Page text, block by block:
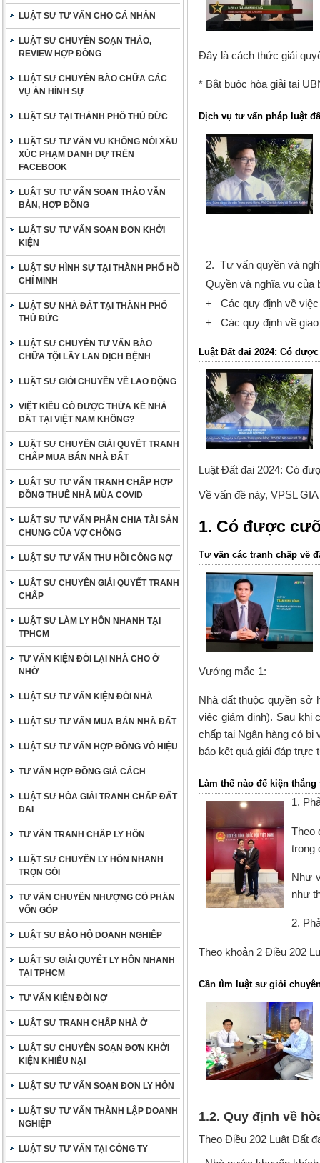
LUẬT SƯ TƯ VẤN CHO CÁ NHÂN
LUẬT SƯ CHUYÊN SOẠN THẢO,
REVIEW HỢP ĐỒNG
LUẬT SƯ CHUYÊN BÀO CHỮA CÁC
VỤ ÁN HÌNH SỰ
LUẬT SƯ TẠI THÀNH PHỐ THỦ ĐỨC
LUẬT SƯ TƯ VẤN VU KHỐNG NÓI XẤU
XÚC PHẠM DANH DỰ TRÊN
FACEBOOK
LUẬT SƯ TƯ VẤN SOẠN THẢO VĂN
BẢN, HỢP ĐỒNG
LUẬT SƯ TƯ VẤN SOẠN ĐƠN KHỞI
KIỆN
LUẬT SƯ HÌNH SỰ TẠI THÀNH PHỐ HỒ
CHÍ MINH
LUẬT SƯ NHÀ ĐẤT TẠI THÀNH PHỐ
THỦ ĐỨC
LUẬT SƯ CHUYÊN TƯ VẤN BÀO
CHỮA TỘI LÂY LAN DỊCH BỆNH
LUẬT SƯ GIỎI CHUYÊN VỀ LAO ĐỘNG
VIỆT KIỀU CÓ ĐƯỢC THỪA KẾ NHÀ
ĐẤT TẠI VIỆT NAM KHÔNG?
LUẬT SƯ CHUYÊN GIẢI QUYẾT TRANH
CHẤP MUA BÁN NHÀ ĐẤT
LUẬT SƯ TƯ VẤN TRANH CHẤP HỢP
ĐỒNG THUÊ NHÀ MÙA COVID
LUẬT SƯ TƯ VẤN PHÂN CHIA TÀI SẢN
CHUNG CỦA VỢ CHỒNG
LUẬT SƯ TƯ VẤN THU HỒI CÔNG NỢ
LUẬT SƯ CHUYÊN GIẢI QUYẾT TRANH
CHẤP
LUẬT SƯ LÀM LY HÔN NHANH TẠI
TPHCM
TƯ VẤN KIỆN ĐÒI LẠI NHÀ CHO Ở
NHỜ
LUẬT SƯ TƯ VẤN KIỆN ĐÒI NHÀ
LUẬT SƯ TƯ VẤN MUA BÁN NHÀ ĐẤT
LUẬT SƯ TƯ VẤN HỢP ĐỒNG VÔ HIỆU
TƯ VẤN HỢP ĐỒNG GIẢ CÁCH
LUẬT SƯ HÒA GIẢI TRANH CHẤP ĐẤT
ĐAI
TƯ VẤN TRANH CHẤP LY HÔN
LUẬT SƯ CHUYÊN LY HÔN NHANH
TRỌN GÓI
TƯ VẤN CHUYỂN NHƯỢNG CỔ PHẦN
VỐN GÓP
LUẬT SƯ BẢO HỘ DOANH NGHIỆP
LUẬT SƯ GIẢI QUYẾT LY HÔN NHANH
TẠI TPHCM
TƯ VẤN KIỆN ĐÒI NỢ
LUẬT SƯ TRANH CHẤP NHÀ Ở
LUẬT SƯ CHUYÊN SOẠN ĐƠN KHỞI
KIỆN KHIẾU NẠI
LUẬT SƯ TƯ VẤN SOẠN ĐƠN LY HÔN
LUẬT SƯ TƯ VẤN THÀNH LẬP DOANH
NGHIỆP
LUẬT SƯ TƯ VẤN TẠI CÔNG TY
Đây là cách thức giải
* Bắt buộc hòa giải tại
Dịch vụ tư vấn pháp luật
2. Tư vấn quyền và
Quyền và nghĩa vụ của
+ Các quy định về việc
+ Các quy định về giao
Luật Đất đai 2024: Có
Luật Đất đai 2024: Có
Về vấn đề này, VPSL
1. Có được
Tư vấn các tranh chấp về
Vướng mắc 1:
Nhà đất thuộc quyền sở
việc giám định). Sau khi
chấp tại Ngân hàng có
báo kết quả giải đáp trực
Làm thế nào để kiện
1.
Theo
trong
Như
như
2.
Theo khoản 2 Điều 202
Cần tìm luật sư giỏi
1.2. Quy định về
Theo Điều 202 Luật Đất